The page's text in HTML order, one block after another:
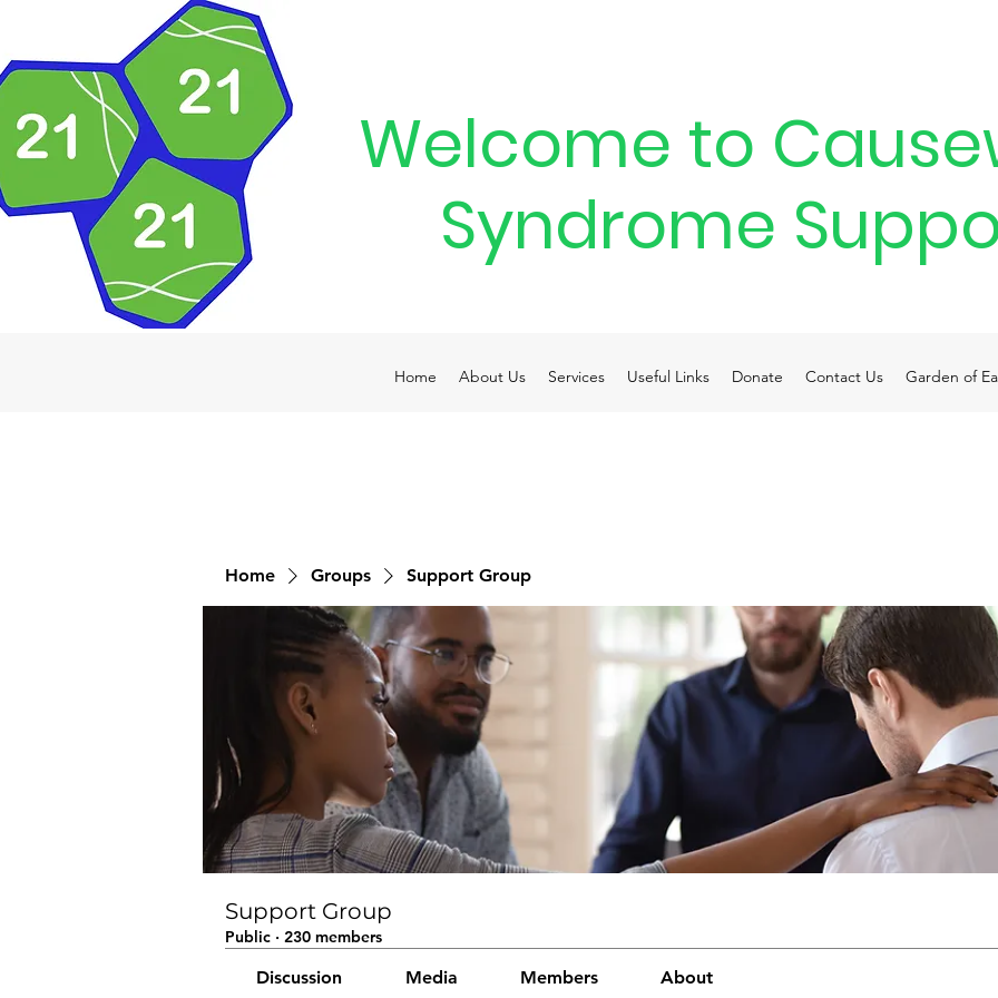
Welcome to
Syndrome
Home About Us Services Useful Links Donate Contact Us Garden of
Home Groups Support Group
Support Group
Public · 230 members
Discussion Media Members About